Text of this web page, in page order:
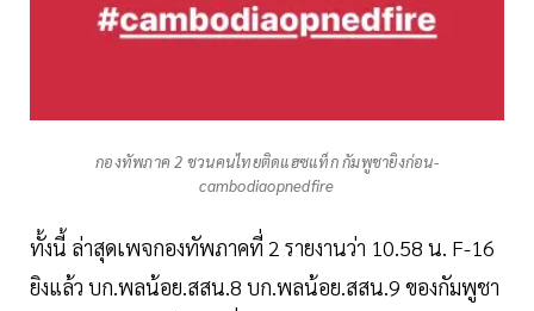
กองทัพภาค 2 ชวนคนไทยติดแฮซแท็ก กัมพูชายิงก่อน-
cambodiaopnedfire
ทั้งนี้ ล่าสุดเพจกองทัพภาคที่ 2 รายงานว่า 10.58 น. F-16
ยิงแล้ว บก.พลน้อย.สสน.8 บก.พลน้อย.สสน.9 ของกัมพูชา